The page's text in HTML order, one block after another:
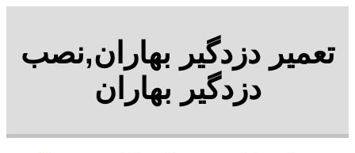
تعمیر دزدگیر بهاران,نصب
دزدگیر بهاران